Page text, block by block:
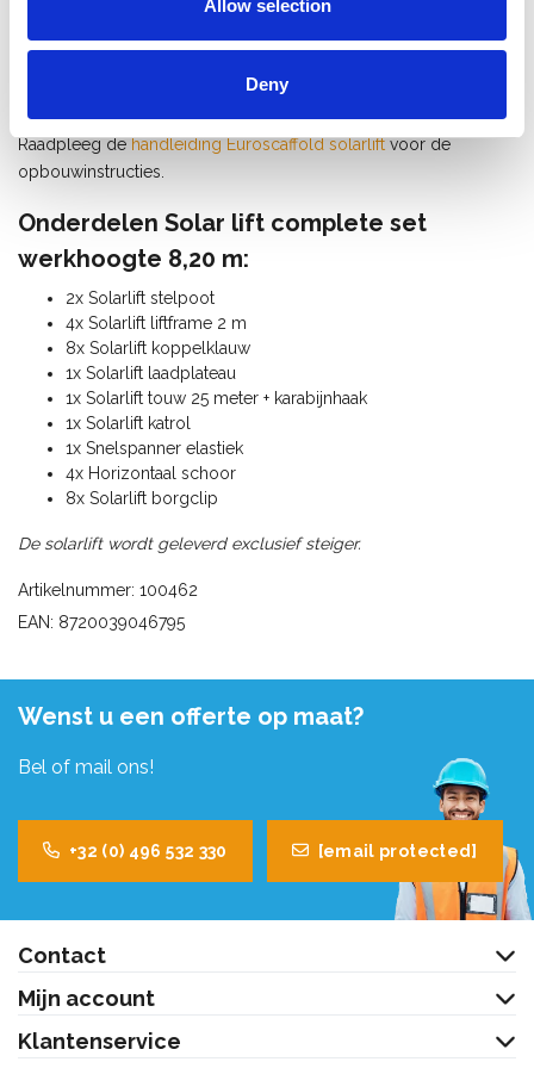
Allow selection
Deny
Bouw uw rolsteiger op
Bevestig de zonnepanelenlift aan de rolsteiger
Installeer de PV-panelen
Raadpleeg de handleiding Euroscaffold solarlift voor de
opbouwinstructies.
Onderdelen Solar lift complete set
werkhoogte 8,20 m:
2x Solarlift stelpoot
4x Solarlift liftframe 2 m
8x Solarlift koppelklauw
1x Solarlift laadplateau
1x Solarlift touw 25 meter + karabijnhaak
1x Solarlift katrol
1x Snelspanner elastiek
4x Horizontaal schoor
8x Solarlift borgclip
De solarlift wordt geleverd exclusief steiger.
Artikelnummer: 100462
EAN: 8720039046795
Wenst u een offerte op maat?
Bel of mail ons!
+32 (0) 496 532 330 [email protected]
Contact
Mijn account
Klantenservice